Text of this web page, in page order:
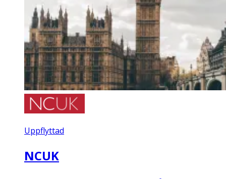
Uppflyttad
NCUK